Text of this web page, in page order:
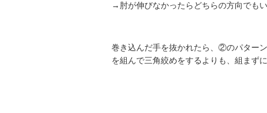
→肘が伸びなかったらどちらの方向でも
巻き込んだ手を抜かれたら、②のパター
を組んで三角絞めをするよりも、組まず